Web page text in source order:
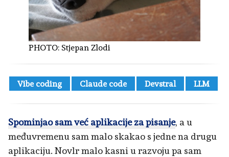
PHOTO: Stjepan Zlodi
Vibe coding Claude code Devstral LLM
Spominjao sam već aplikacije za pisanje, a u
međuvremenu sam malo skakao s jedne na drugu
aplikaciju. Novlr malo kasni u razvoju pa sam